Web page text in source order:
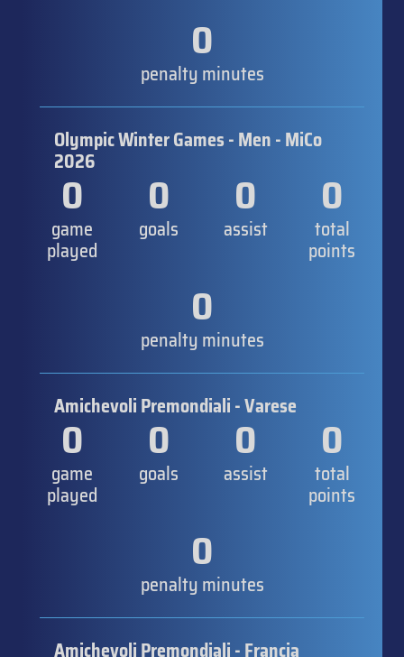
0
penalty minutes
Olympic Winter Games - Men - MiCo
2026
0
game
played
0
goals
0
assist
0
total
points
0
penalty minutes
Amichevoli Premondiali - Varese
0
game
played
0
goals
0
assist
0
total
points
0
penalty minutes
Amichevoli Premondiali - Francia